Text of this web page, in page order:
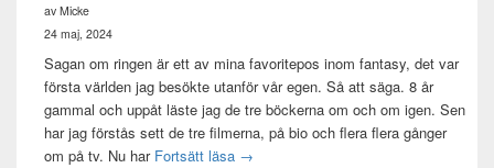
av Micke
24 maj, 2024
Sagan om ringen är ett av mina favoritepos inom fantasy, det var
första världen jag besökte utanför vår egen. Så att säga. 8 år
gammal och uppåt läste jag de tre böckerna om och om igen. Sen
har jag förstås sett de tre filmerna, på bio och flera flera gånger
om på tv. Nu har Fortsätt läsa Sagan om ringen-maraton
→